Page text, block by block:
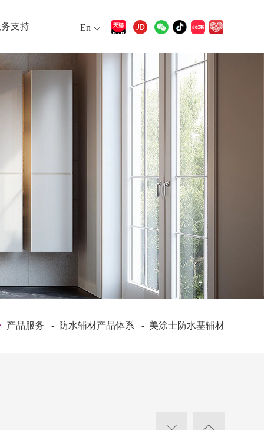
支持 En
产品服务 - 防水辅材产品体系 - 美涂士防水基辅材